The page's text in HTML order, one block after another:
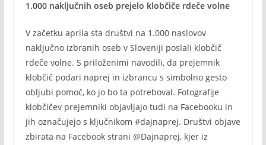
1.000 naključnih oseb prejelo klobčiče rdeče volne
V začetku aprila sta društvi na 1.000 naslovov
naključno izbranih oseb v Sloveniji poslali klobčič
rdeče volne. S priloženimi navodili, da prejemnik
klobčič podari naprej in izbrancu s simbolno gesto
obljubi pomoč, ko jo bo ta potreboval. Fotografije
klobčičev prejemniki objavljajo tudi na Facebooku in
jih označujejo s ključnikom #dajnaprej. Društvi objave
zbirata na Facebook strani @Dajnaprej, kjer iz